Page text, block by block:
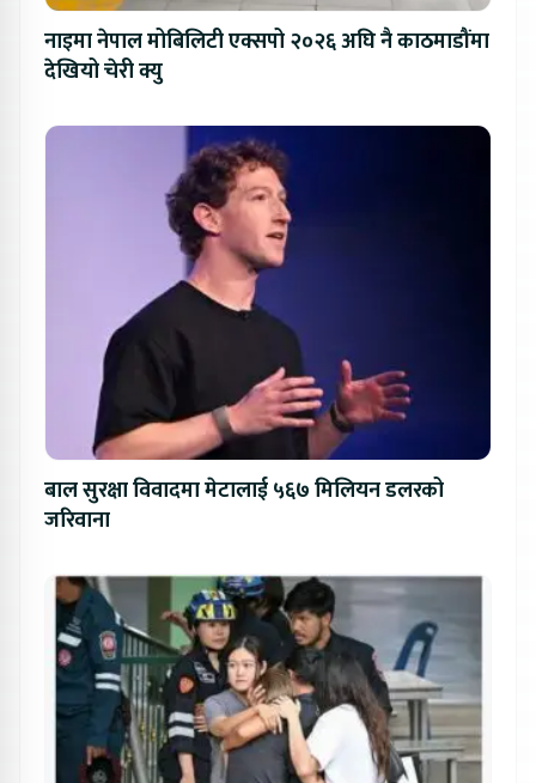
नाइमा नेपाल मोबिलिटी एक्सपो २०२६ अघि नै काठमाडौंमा
देखियो चेरी क्यु
बाल सुरक्षा विवादमा मेटालाई ५६७ मिलियन डलरको
जरिवाना